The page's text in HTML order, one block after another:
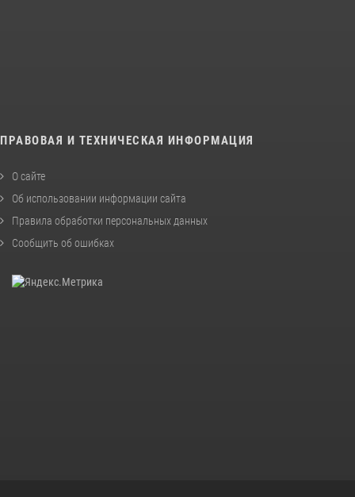
ПРАВОВАЯ И ТЕХНИЧЕСКАЯ ИНФОРМАЦИЯ
О сайте
Об использовании информации сайта
Правила обработки персональных данных
Сообщить об ошибках